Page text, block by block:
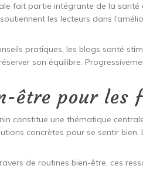
fait partie intégrante de la santé
les lecteurs dans
pratiques, les blogs santé
son équilibre.
être pour les
constitue une thématique
concrètes pour se sentir
de routines bien-être, ces